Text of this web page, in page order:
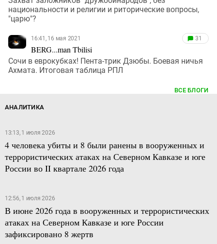
национальности и религии и риторические вопросы,
"царю"?
16:41, 16 мая 2021
BERG...man Tbilisi
31
Сочи в еврокубках! Пента-трик Дзюбы. Боевая ничья
Ахмата. Итоговая таблица РПЛ
ВСЕ БЛОГИ
АНАЛИТИКА
13:13, 1 июля 2026
4 человека убиты и 8 были ранены в вооруженных и
террористических атаках на Северном Кавказе и юге
России во II квартале 2026 года
12:56, 1 июля 2026
В июне 2026 года в вооруженных и террористических
атаках на Северном Кавказе и юге России
зафиксировано 8 жертв